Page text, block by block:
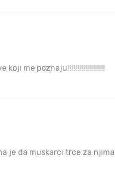
koji me poznaju!!!!!!!!!!!!!!!!!!!
je da muskarci trce za